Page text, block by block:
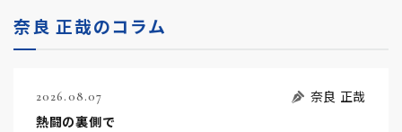
奈良 正哉のコラム
2026.08.07
奈良 正哉
熱闘の裏側で